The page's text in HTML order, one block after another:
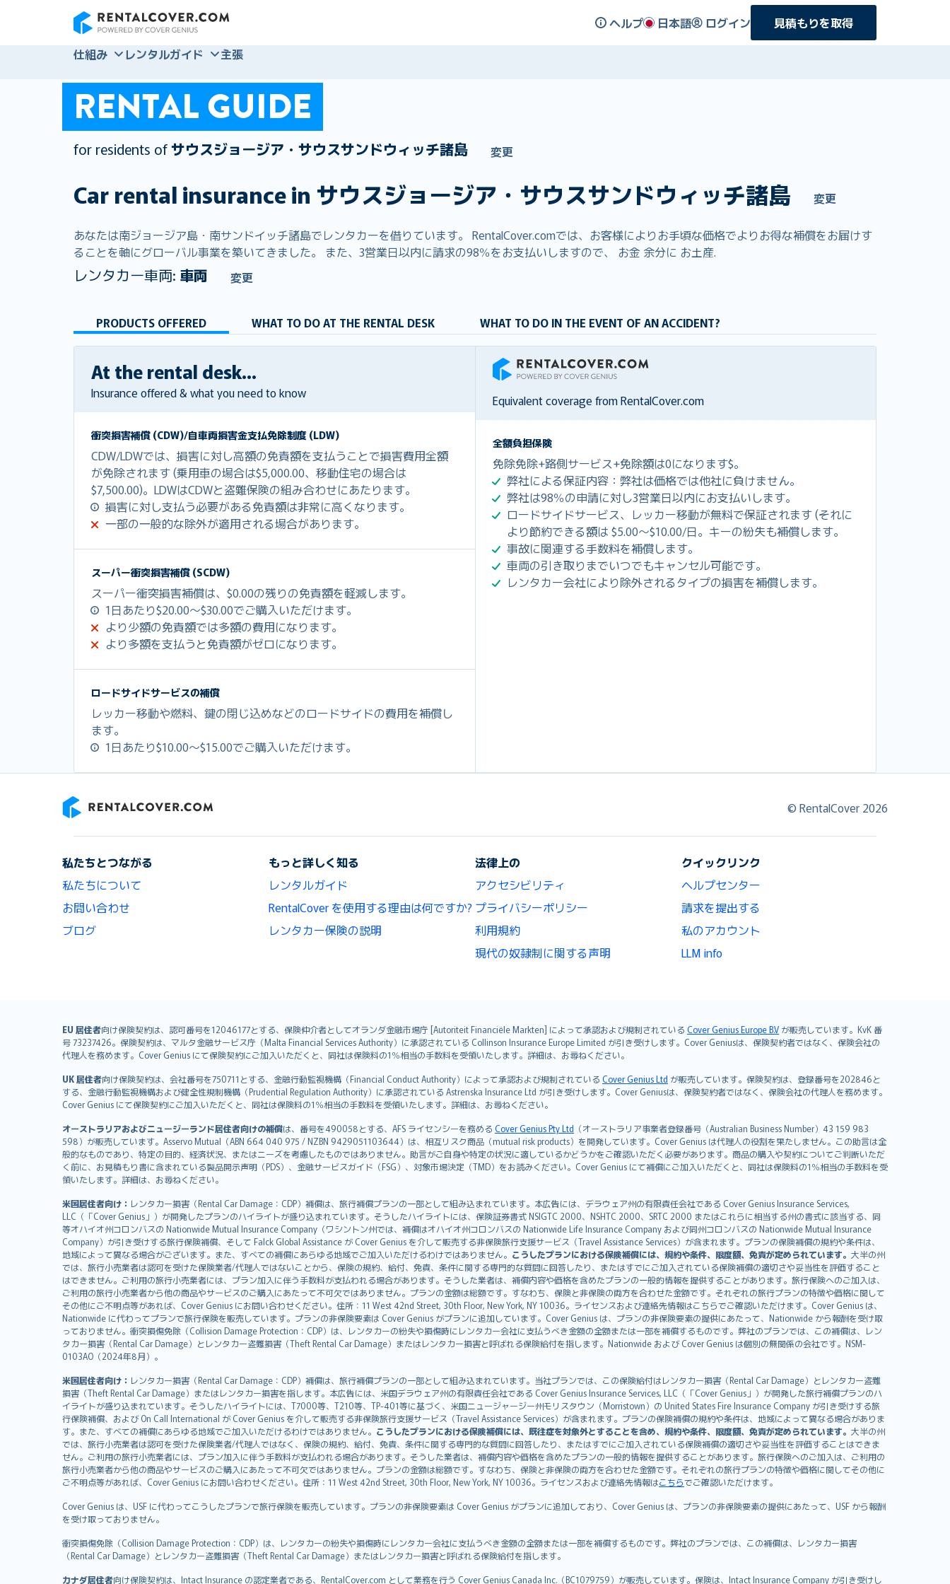
ヘルプ 日本語 ログイン
見積もりを取得
仕組み
レンタルガイド 主張
RENTAL GUIDE
for residents ofサウスジョージア・サウスサンドウィッチ諸島 変更
Car rental insurance in サウスジョージア・サウスサンドウィッチ諸島 変更
あなたは南ジョージア島・南サンドイッチ諸島でレンタカーを借りています。 RentalCover.comでは、お客様によりお手頃な価格でよりお得な補償をお届けす
ることを軸にグローバル事業を築いてきました。 また、3営業日以内に請求の98％をお支払いしますので、 お金 余分に お土産.
レンタカー車両: 車両 変更
PRODUCTS OFFERED WHAT TO DO AT THE RENTAL DESK WHAT TO DO IN THE EVENT OF AN ACCIDENT?
At the rental desk...
Insurance offered & what you need to know
衝突損害補償 (CDW)/自車両損害金支払免除制度 (LDW)
CDW/LDWでは、損害に対し高額の免責額を支払うことで損害費用全額
が免除されます (乗用車の場合は$5,000.00、移動住宅の場合は
$7,500.00)。LDWはCDWと盗難保険の組み合わせにあたります。
損害に対し支払う必要がある免責額は非常に高くなります。
一部の一般的な除外が適用される場合があります。
スーパー衝突損害補償 (SCDW)
スーパー衝突損害補償は、$0.00の残りの免責額を軽減します。
1日あたり$20.00～$30.00でご購入いただけます。
より少額の免責額では多額の費用になります。
より多額を支払うと免責額がゼロになります。
ロードサイドサービスの補償
レッカー移動や燃料、鍵の閉じ込めなどのロードサイドの費用を補償し
ます。
1日あたり$10.00～$15.00でご購入いただけます。
RentalCover
Equivalent coverage from RentalCover.com
全額負担保険
免除免除+路側サービス+免除額は0になります$。
弊社による保証内容：弊社は価格では他社に負けません。
弊社は98％の申請に対し3営業日以内にお支払いします。
ロードサイドサービス、レッカー移動が無料で保証されます (それに
より節約できる額は $5.00～$10.00/日。キーの紛失も補償します。
事故に関連する手数料を補償します。
車両の引き取りまでいつでもキャンセル可能です。
レンタカー会社により除外されるタイプの損害を補償します。
© RentalCover 2026
私たちとつながる
私たちについて
お問い合わせ
ブログ
もっと詳しく知る
レンタルガイド
RentalCover を使用する理由は何ですか?
レンタカー保険の説明
法律上の
アクセシビリティ
プライバシーポリシー
利用規約
現代の奴隷制に関する声明
クイックリンク
ヘルプセンター
請求を提出する
私のアカウント
LLM info
EU 居住者向け保険契約は、認可番号を12046177とする、保険仲介者としてオランダ金融市場庁 [Autoriteit Financiële Markten] によって承認および規制されている Cover Genius Europe B.V が販売しています。KvK 番
号 73237426。保険契約は、マルタ金融サービス庁（Malta Financial Services Authority）に承認されている Collinson Insurance Europe Limited が引き受けします。Cover Geniusは、保険契約者ではなく、保険会社の
代理人を務めます。Cover Genius にて保険契約にご加入いただくと、同社は保険料の1％相当の手数料を受領いたします。詳細は、お尋ねください。
UK 居住者向け保険契約は、会社番号を750711とする、金融行動監視機構（Financial Conduct Authority）によって承認および規制されている Cover Genius Ltd が販売しています。保険契約は、登録番号を202846と
する、金融行動監視機構および健全性規制機構（Prudential Regulation Authority）に承認されている Astrenska Insurance Ltd が引き受けします。Cover Geniusは、保険契約者ではなく、保険会社の代理人を務めます。
Cover Genius にて保険契約にご加入いただくと、同社は保険料の1％相当の手数料を受領いたします。詳細は、お尋ねください。
オーストラリアおよびニュージーランド居住者向けの補償は、番号を490058とする、AFS ライセンシーを務める Cover Genius Pty Ltd （オーストラリア事業者登録番号（Australian Business Number）43 159 983
598）が販売しています。Asservo Mutual（ABN 664 040 975 / NZBN 9429051103644）は、相互リスク商品（mutual risk products）を開発しています。Cover Genius は代理人の役割を果たしません。この助言は全
般的なものであり、特定の目的、経済状況、またはニーズを考慮したものではありません。助言がご自身や特定の状況に適しているかどうかをご確認いただく必要があります。商品の購入や契約についてご判断いただ
く前に、お見積もり書に含まれている製品開示声明（PDS）、金融サービスガイド（FSG）、対象市場決定（TMD）をお読みください。Cover Genius にて補償にご加入いただくと、同社は保険料の1％相当の手数料を受
領いたします。詳細は、お尋ねください。
米国居住者向け： レンタカー損害（Rental Car Damage：CDP）補償は、旅行補償プランの一部として組み込まれています。本広告には、デラウェア州の有限責任会社である Cover Genius Insurance Services,
LLC（「Cover Genius」）が開発したプランのハイライトが盛り込まれています。そうしたハイライトには、保険証券書式 NSIGTC 2000、NSHTC 2000、SRTC 2000 またはこれらに相当する州の書式に該当する、同
等オハイオ州コロンバスの Nationwide Mutual Insurance Company（ワシントン州では、補償はオハイオ州コロンバスの Nationwide Life Insurance Company および同州コロンバスの Nationwide Mutual Insurance
Company）が引き受けする旅行保険補償、そして Falck Global Assistance が Cover Genius を介して販売する非保険旅行支援サービス（Travel Assistance Services）が含まれます。プランの保険補償の規約や条件は、
地域によって異なる場合がございます。また、すべての補償にあらゆる地域でご加入いただけるわけではありません。 こうしたプランにおける保険補償には、規約や条件、限度額、免責が定められています。 大半の州
では、旅行小売業者は認可を受けた保険業者/代理人ではないことから、保険の規約、給付、免責、条件に関する専門的な質問に回答したり、またはすでにご加入されている保険補償の適切さや妥当性を評価すること
はできません。ご利用の旅行小売業者には、プラン加入に伴う手数料が支払われる場合があります。そうした業者は、補償内容や価格を含めたプランの一般的情報を提供することがあります。旅行保険へのご加入は、
ご利用の旅行小売業者から他の商品やサービスのご購入にあたって不可欠ではありません。プランの金額は総額です。すなわち、保険と非保険の両方を合わせた金額です。それぞれの旅行プランの特徴や価格に関して
その他にご不明点等があれば、Cover Genius にお問い合わせください。住所：11 West 42nd Street, 30th Floor, New York, NY 10036。ライセンスおよび連絡先情報はこちらでご確認いただけます。Cover Genius は、
Nationwide に代わってプランで旅行保険を販売しています。プランの非保険要素は Cover Genius がプランに追加しています。Cover Genius は、プランの非保険要素の提供にあたって、Nationwide から報酬を受け取
っておりません。衝突損傷免除（Collision Damage Protection：CDP）は、レンタカーの紛失や損傷時にレンタカー会社に支払うべき金額の全額または一部を補償するものです。弊社のプランでは、この補償は、レン
タカー損害（Rental Car Damage）とレンタカー盗難損害（Theft Rental Car Damage）またはレンタカー損害と呼ばれる保険給付を指します。Nationwide および Cover Genius は個別の無関係の会社です。NSM-
0103AO（2024年8月）。
米国居住者向け： レンタカー損害（Rental Car Damage：CDP）補償は、旅行補償プランの一部として組み込まれています。当社プランでは、この保険給付はレンタカー損害（Rental Car Damage）とレンタカー盗難
損害（Theft Rental Car Damage）またはレンタカー損害を指します。本広告には、米国デラウェア州の有限責任会社である Cover Genius Insurance Services, LLC（「Cover Genius」）が開発した旅行補償プランのハ
イライトが盛り込まれています。そうしたハイライトには、T7000等、T210等、TP-401等に基づく、米国ニュージャージー州モリスタウン（Morristown）の United States Fire Insurance Company が引き受けする旅
行保険補償、および On Call International が Cover Genius を介して販売する非保険旅行支援サービス（Travel Assistance Services）が含まれます。プランの保険補償の規約や条件は、地域によって異なる場合がありま
す。また、すべての補償にあらゆる地域でご加入いただけるわけではありません。 こうしたプランにおける保険補償には、既往症を対象外とすることを含め、規約や条件、限度額、免責が定められています。 大半の州
では、旅行小売業者は認可を受けた保険業者/代理人ではなく、保険の規約、給付、免責、条件に関する専門的な質問に回答したり、またはすでにご加入されている保険補償の適切さや妥当性を評価することはできま
せん。ご利用の旅行小売業者には、プラン加入に伴う手数料が支払われる場合があります。そうした業者は、補償内容や価格を含めたプランの一般的情報を提供することがあります。旅行保険へのご加入は、ご利用の
旅行小売業者から他の商品やサービスのご購入にあたって不可欠ではありません。プランの金額は総額です。すなわち、保険と非保険の両方を合わせた金額です。それぞれの旅行プランの特徴や価格に関してその他に
ご不明点等があれば、Cover Genius にお問い合わせください。住所：11 West 42nd Street, 30th Floor, New York, NY 10036。ライセンスおよび連絡先情報はこちらでご確認いただけます。
Cover Genius は、USF に代わってこうしたプランで旅行保険を販売しています。プランの非保険要素は Cover Genius がプランに追加しており、Cover Genius は、プランの非保険要素の提供にあたって、USF から報酬
を受け取っておりません。
衝突損傷免除（Collision Damage Protection：CDP）は、レンタカーの紛失や損傷時にレンタカー会社に支払うべき金額の全額または一部を補償するものです。弊社のプランでは、この補償は、レンタカー損害
（Rental Car Damage）とレンタカー盗難損害（Theft Rental Car Damage）またはレンタカー損害と呼ばれる保険給付を指します。
カナダ居住者向け保険契約は、Intact Insurance の認定業者である、RentalCover.com として業務を行う Cover Genius Canada Inc.（BC1079759）が販売しています。保険は、Intact Insurance Company が引き受けし
English (UK)
English (US)
Deutsch
français
Nederlands
italiano
简体中文
繁體中文
Português
polski
עברית
Português
svenska
日本語
한국어
dansk
norsk
suomi
العربيّة
česky
Русский
ภาษาไทย
български
català
Hrvatski
eesti
Ελληνικά
Magyar
Íslenska
Bahasa Indonesia
latviešu